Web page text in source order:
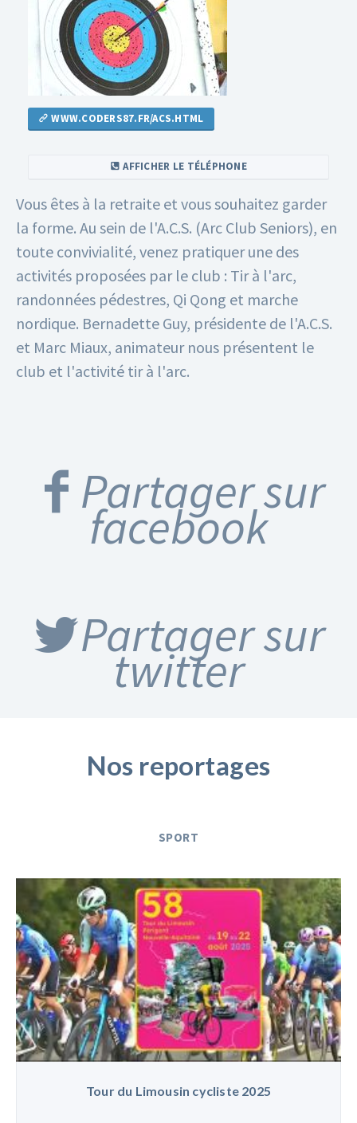
WWW.CODERS87.FR/ACS.HTML
AFFICHER LE TÉLÉPHONE
Vous êtes à la retraite et vous souhaitez garder
la forme. Au sein de l'A.C.S. (Arc Club Seniors), en
toute convivialité, venez pratiquer une des
activités proposées par le club : Tir à l'arc,
randonnées pédestres, Qi Qong et marche
nordique. Bernadette Guy, présidente de l'A.C.S.
et Marc Miaux, animateur nous présentent le
club et l'activité tir à l'arc.
Partager sur
facebook
Partager sur
twitter
Nos reportages
SPORT
Tour du Limousin cycliste 2025